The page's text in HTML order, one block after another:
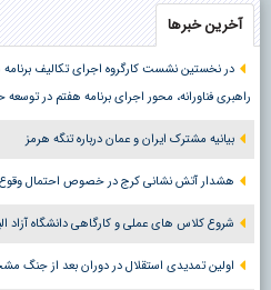
آخرین خبرها
در نخستین نشست کارگروه اجرای تکالیف
راهبری فناورانه، محور اجرای برنامه هفتم در
بیانیه مشترک ایران و عمان درباره تنگه هرمز
هشدار آتش نشانی کرج در خصوص احتمال
شروع کلاس های عملی و کارگاهی دانشگاه آزاد
اولین تمدیدی استقلال در دوران بعد از جنگ